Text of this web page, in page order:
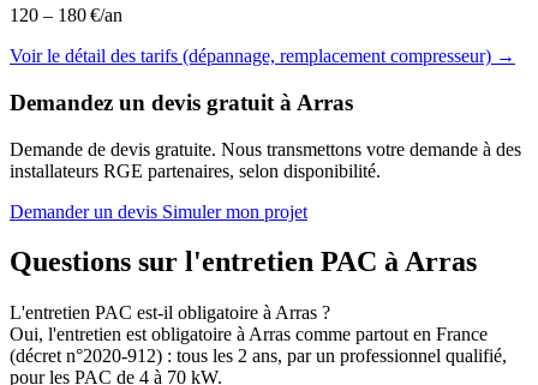
120 – 180 €/an
Voir le détail des tarifs (dépannage, remplacement compresseur) →
Demandez un devis gratuit à Arras
Demande de devis gratuite. Nous transmettons votre demande à des
installateurs RGE partenaires, selon disponibilité.
Demander un devis Simuler mon projet
Questions sur l'entretien PAC à Arras
L'entretien PAC est-il obligatoire à Arras ?
Oui, l'entretien est obligatoire à Arras comme partout en France
(décret n°2020-912) : tous les 2 ans, par un professionnel qualifié,
pour les PAC de 4 à 70 kW.